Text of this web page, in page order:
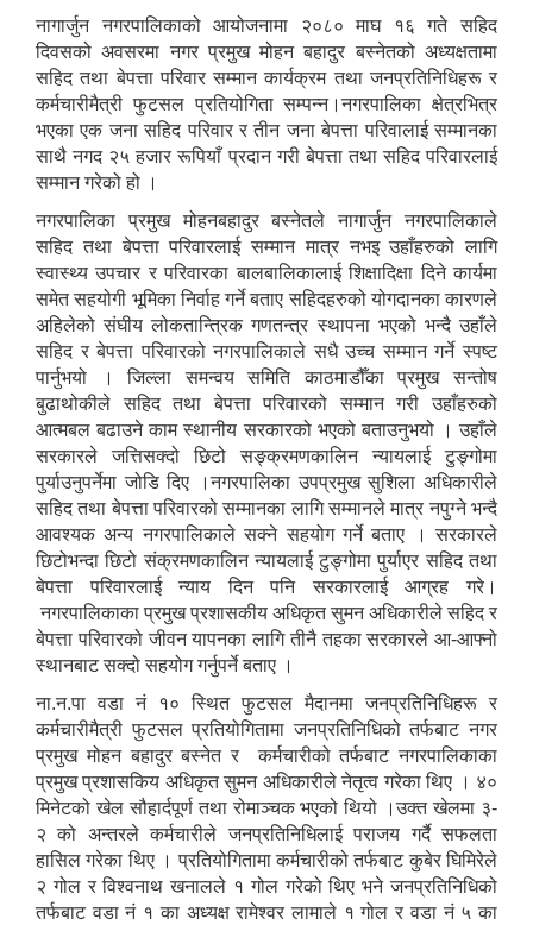
नागार्जुन नगरपालिकाको आयोजनामा २०८० माघ १६ गते सहिद
दिवसको अवसरमा नगर प्रमुख मोहन बहादुर बस्नेतको अध्यक्षतामा
सहिद तथा बेपत्ता परिवार सम्मान कार्यक्रम तथा जनप्रतिनिधिहरू र
कर्मचारीमैत्री फुटसल प्रतियोगिता सम्पन्न।नगरपालिका क्षेत्रभित्र
भएका एक जना सहिद परिवार र तीन जना बेपत्ता परिवालाई सम्मानका
साथै नगद २५ हजार रूपियाँ प्रदान गरी बेपत्ता तथा सहिद परिवारलाई
सम्मान गरेको हो ।
नगरपालिका प्रमुख मोहनबहादुर बस्नेतले नागार्जुन नगरपालिकाले
सहिद तथा बेपत्ता परिवारलाई सम्मान मात्र नभइ उहाँहरुको लागि
स्वास्थ्य उपचार र परिवारका बालबालिकालाई शिक्षादिक्षा दिने कार्यमा
समेत सहयोगी भूमिका निर्वाह गर्ने बताए सहिदहरुको योगदानका कारणले
अहिलेको संघीय लोकतान्त्रिक गणतन्त्र स्थापना भएको भन्दै उहाँले
सहिद र बेपत्ता परिवारको नगरपालिकाले सधै उच्च सम्मान गर्ने स्पष्ट
पार्नुभयो । जिल्ला समन्वय समिति काठमाडौँका प्रमुख सन्तोष
बुढाथोकीले सहिद तथा बेपत्ता परिवारको सम्मान गरी उहाँहरुको
आत्मबल बढाउने काम स्थानीय सरकारको भएको बताउनुभयो । उहाँले
सरकारले जत्तिसक्दो छिटो सङ्क्रमणकालिन न्यायलाई टुङ्गोमा
पुर्याउनुपर्नेमा जोडि दिए ।नगरपालिका उपप्रमुख सुशिला अधिकारीले
सहिद तथा बेपत्ता परिवारको सम्मानका लागि सम्मानले मात्र नपुग्ने भन्दै
आवश्यक अन्य नगरपालिकाले सक्ने सहयोग गर्ने बताए । सरकारले
छिटोभन्दा छिटो संक्रमणकालिन न्यायलाई टुङ्गोमा पुर्याएर सहिद तथा
बेपत्ता परिवारलाई न्याय दिन पनि सरकारलाई आग्रह गरे।
नगरपालिकाका प्रमुख प्रशासकीय अधिकृत सुमन अधिकारीले सहिद र
बेपत्ता परिवारको जीवन यापनका लागि तीनै तहका सरकारले आ-आफ्नो
स्थानबाट सक्दो सहयोग गर्नुपर्ने बताए ।
ना.न.पा वडा नं १० स्थित फुटसल मैदानमा जनप्रतिनिधिहरू र
कर्मचारीमैत्री फुटसल प्रतियोगितामा जनप्रतिनिधिको तर्फबाट नगर
प्रमुख मोहन बहादुर बस्नेत र कर्मचारीको तर्फबाट नगरपालिकाका
प्रमुख प्रशासकिय अधिकृत सुमन अधिकारीले नेतृत्व गरेका थिए । ४०
मिनेटको खेल सौहार्दपूर्ण तथा रोमाञ्चक भएको थियो ।उक्त खेलमा ३-
२ को अन्तरले कर्मचारीले जनप्रतिनिधिलाई पराजय गर्दै सफलता
हासिल गरेका थिए । प्रतियोगितामा कर्मचारीको तर्फबाट कुबेर घिमिरेले
२ गोल र विश्वनाथ खनालले १ गोल गरेको थिए भने जनप्रतिनिधिको
तर्फबाट वडा नं १ का अध्यक्ष रामेश्वर लामाले १ गोल र वडा नं ५ का